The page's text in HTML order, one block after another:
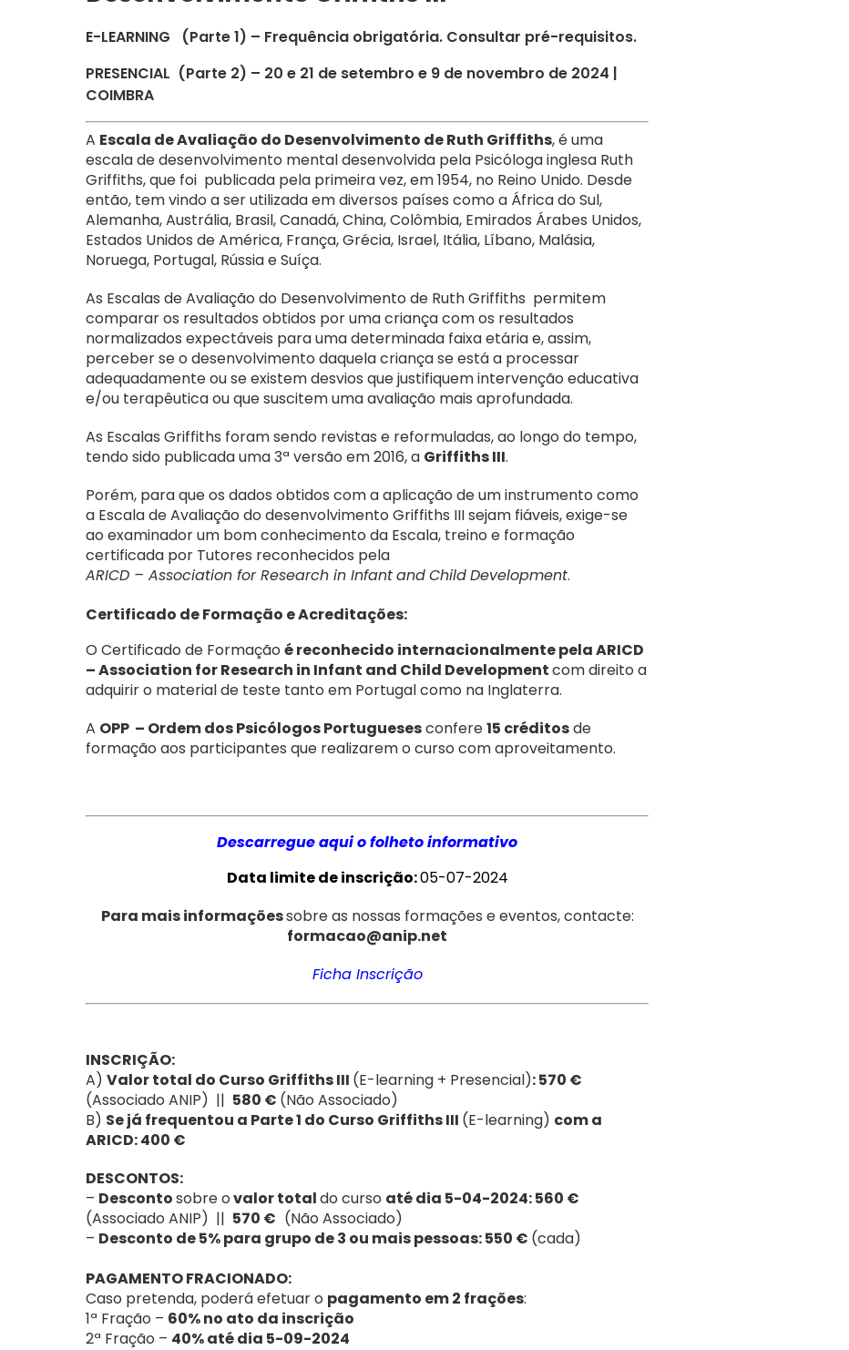
E-LEARNING (Parte 1) – Frequência obrigatória. Consultar pré-requisitos.
PRESENCIAL (Parte 2) – 20 e 21 de setembro e 9 de novembro de 2024 |
COIMBRA
A Escala de Avaliação do Desenvolvimento de Ruth Griffiths, é uma
escala de desenvolvimento mental desenvolvida pela Psicóloga inglesa Ruth
Griffiths, que foi publicada pela primeira vez, em 1954, no Reino Unido. Desde
então, tem vindo a ser utilizada em diversos países como a África do Sul,
Alemanha, Austrália, Brasil, Canadá, China, Colômbia, Emirados Árabes Unidos,
Estados Unidos de América, França, Grécia, Israel, Itália, Líbano, Malásia,
Noruega, Portugal, Rússia e Suíça.
As Escalas de Avaliação do Desenvolvimento de Ruth Griffiths permitem
comparar os resultados obtidos por uma criança com os resultados
normalizados expectáveis para uma determinada faixa etária e, assim,
perceber se o desenvolvimento daquela criança se está a processar
adequadamente ou se existem desvios que justifiquem intervenção educativa
e/ou terapêutica ou que suscitem uma avaliação mais aprofundada.
As Escalas Griffiths foram sendo revistas e reformuladas, ao longo do tempo,
tendo sido publicada uma 3ª versão em 2016, a Griffiths III.
Porém, para que os dados obtidos com a aplicação de um instrumento como
a Escala de Avaliação do desenvolvimento Griffiths III sejam fiáveis, exige-se
ao examinador um bom conhecimento da Escala, treino e formação
certificada por Tutores reconhecidos pela
ARICD –Association for Research inInfantandChildDevelopment.
Certificado de Formação e Acreditações:
O Certificado de Formaçãoé reconhecido internacionalmente pela ARICD
– Association for Research in Infant and Child Developmentcom direito a
adquirir o material de teste tanto em Portugal como na Inglaterra.
A OPP – Ordem dos Psicólogos Portuguesesconfere15 créditosde
formação aos participantes que realizarem o curso com aproveitamento.
Descarregue aqui o folheto informativo
Data limite de inscrição:05-07-2024
Para mais informaçõessobre as nossas formações e eventos, contacte:
formacao@anip.net
Ficha Inscrição
INSCRIÇÃO:
A)Valor total do Curso Griffiths III (E-learning + Presencial):570 €
(Associado ANIP) || 580 € (Não Associado)
B) Se já frequentou a Parte 1 do Curso Griffiths III (E-learning) com a
ARICD: 400 €
DESCONTOS:
– Descontosobre ovalor totaldo curso até dia 5-04-2024: 560 €
(Associado ANIP) || 570 € (Não Associado)
– Desconto de 5% para grupo de 3 ou mais pessoas: 550 € (cada)
PAGAMENTO FRACIONADO:
Caso pretenda, poderá efetuar o pagamento em 2 frações:
1ª Fração – 60% no ato da inscrição
2ª Fração – 40% até dia 5-09-2024